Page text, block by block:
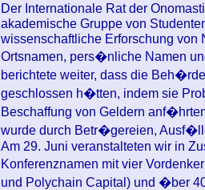
Der Internationale Rat der
akademische Gruppe von
wissenschaftliche Erforschung von
Ortsnamen, pers�nliche Namen
berichtete weiter, dass die
geschlossen h�tten, indem sie
Beschaffung von Geldern
wurde durch Betr�gereien,
Am 29. Juni veranstalteten wir in
Konferenznamen mit vier
und Polychain Capital) und �ber